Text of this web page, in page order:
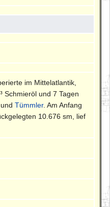
im Mittelatlantik,
Schmieröl und 7 Tagen
undTümmler. Am Anfang
10.676 sm, lief